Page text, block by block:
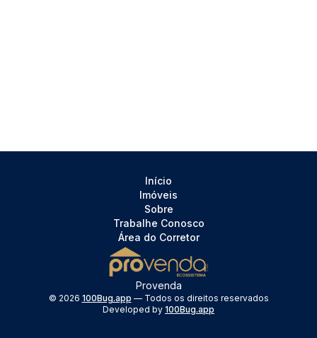
Início
Imóveis
Sobre
Trabalhe Conosco
Área do Corretor
Provenda
© 2026 100Bug.app — Todos os direitos reservados
Developed by 100Bug.app